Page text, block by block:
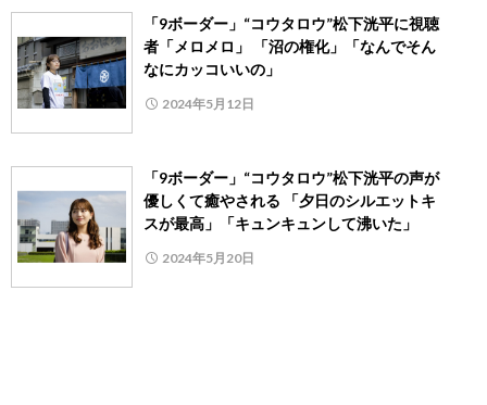
「9ボーダー」“コウタロウ”松下洸平に視聴
者「メロメロ」 「沼の権化」「なんでそん
なにカッコいいの」
2024年5月12日
「9ボーダー」“コウタロウ”松下洸平の声が
優しくて癒やされる 「夕日のシルエットキ
スが最高」「キュンキュンして沸いた」
2024年5月20日